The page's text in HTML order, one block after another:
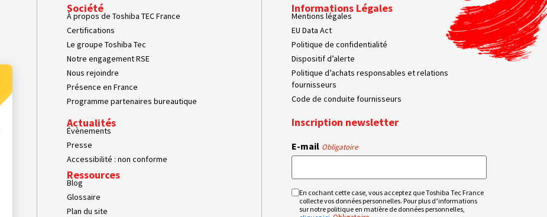
Société
À propos de Toshiba TEC France
Certifications
Le groupe Toshiba Tec
Notre engagement RSE
Nous rejoindre
Présence en France
Programme partenaires bureautique
Actualités
Évènements
Presse
Accessibilité : non conforme
Ressources
Blog
Glossaire
Plan du site
Informations Légales
Mentions légales
EU Data Act
Politique de confidentialité
Dispositif d’alerte
Politique d’achats responsables et relations
fournisseurs
Code de conduite fournisseurs
Inscription newsletter
E-mail Obligatoire
RGPD
Obligatoire
En cochant cette case, vous acceptez que Toshiba Tec France
collecte vos données personnelles. Pour plus d’informations
sur notre politique en matière de données personnelles,